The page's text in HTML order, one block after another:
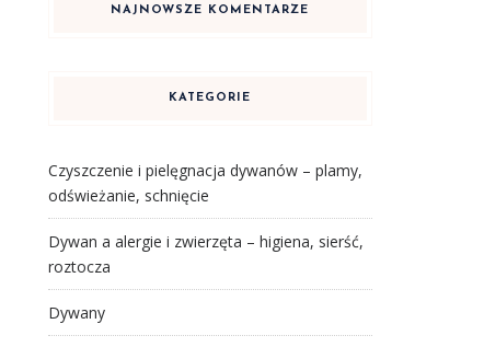
NAJNOWSZE KOMENTARZE
KATEGORIE
Czyszczenie i pielęgnacja dywanów – plamy,
odświeżanie, schnięcie
Dywan a alergie i zwierzęta – higiena, sierść,
roztocza
Dywany